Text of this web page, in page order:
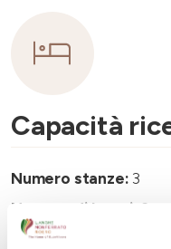
Capacità
Numero stanze: 3
Numero di bagni: 3
Numero letti: